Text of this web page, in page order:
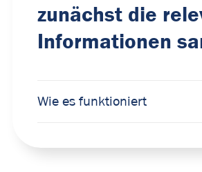
zunächst die
Informationen
Wie es funktioniert